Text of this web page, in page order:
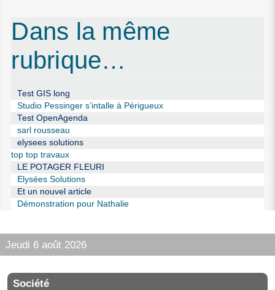
Dans la même
rubrique…
Test GIS long
Studio Pessinger s’intalle à Périgueux
Test OpenAgenda
sarl rousseau
elysees solutions
top top travaux
LE POTAGER FLEURI
Elysées Solutions
Et un nouvel article
Démonstration pour Nathalie
Jeudi 6 août 2026
Société